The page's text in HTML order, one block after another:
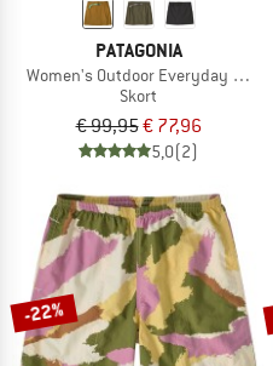
PATAGONIA
Women's Outdoor Everyday Skort
Skort
€ 99,95€ 77,96
5,0(2)
-22%